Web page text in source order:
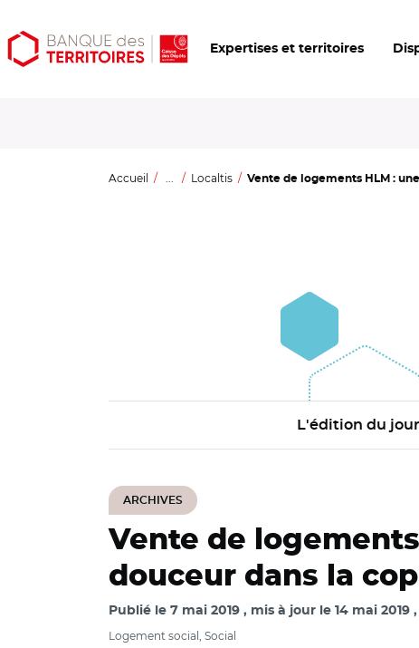
Aller
au
Aller
au
Ouvrir
les
Expertises et territoires
Accueil ... Localtis Vente de logements HLM :
L'édition du jour
ARCHIVES
Vente de
douceur dans la
Publié le 7 mai 2019 mis à jour le 14 mai 2019
Logement social, Social